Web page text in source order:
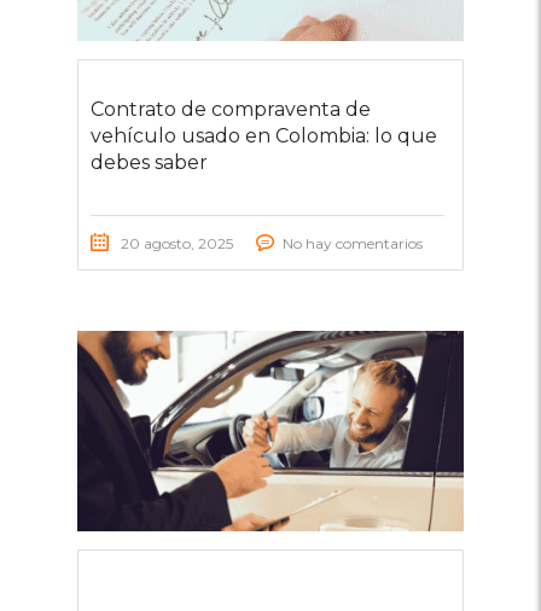
Contrato de compraventa de
vehículo usado en Colombia: lo que
debes saber
20 agosto, 2025 No hay comentarios